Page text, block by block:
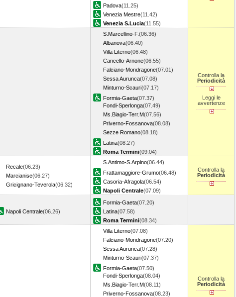
Padova(11.25)
Venezia Mestre(11.42)
Venezia S.Lucia(11.55)
S.Marcellino-F.(06.36)
Albanova(06.40)
Villa Literno(06.48)
Cancello-Arnone(06.55)
Falciano-Mondragone(07.01)
Sessa Aurunca(07.08)
Minturno-Scauri(07.17)
Formia-Gaeta(07.37)
Fondi-Sperlonga(07.49)
Ms.Biagio-Terr.M(07.56)
Priverno-Fossanova(08.08)
Sezze Romano(08.18)
Latina(08.27)
Roma Termini(09.04)
Controlla la
Periodicità
Leggi le
avvertenze
Recale(06.23)
Marcianise(06.27)
Gricignano-Teverola(06.32)
S.Antimo-S.Arpino(06.44)
Frattamaggiore-Grumo(06.48)
Casoria-Afragola(06.54)
Napoli Centrale(07.09)
Controlla la
Periodicità
Napoli Centrale(06.26)
Formia-Gaeta(07.20)
Latina(07.58)
Roma Termini(08.34)
Villa Literno(07.08)
Falciano-Mondragone(07.20)
Sessa Aurunca(07.28)
Minturno-Scauri(07.37)
Formia-Gaeta(07.50)
Fondi-Sperlonga(08.04)
Ms.Biagio-Terr.M(08.11)
Priverno-Fossanova(08.23)
Controlla la
Periodicità